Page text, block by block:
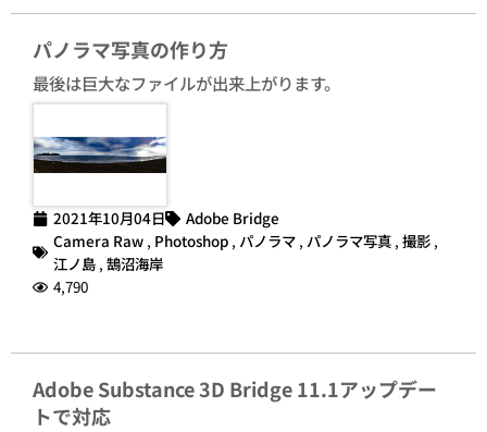
パノラマ写真の作り方
最後は巨大なファイルが出来上がります。
2021年10月04日
Adobe Bridge
Camera Raw , Photoshop , パノラマ , パノラマ写真 , 撮影 ,
江ノ島 , 鵠沼海岸
4,790
Adobe Substance 3D Bridge 11.1アップデー
トで対応